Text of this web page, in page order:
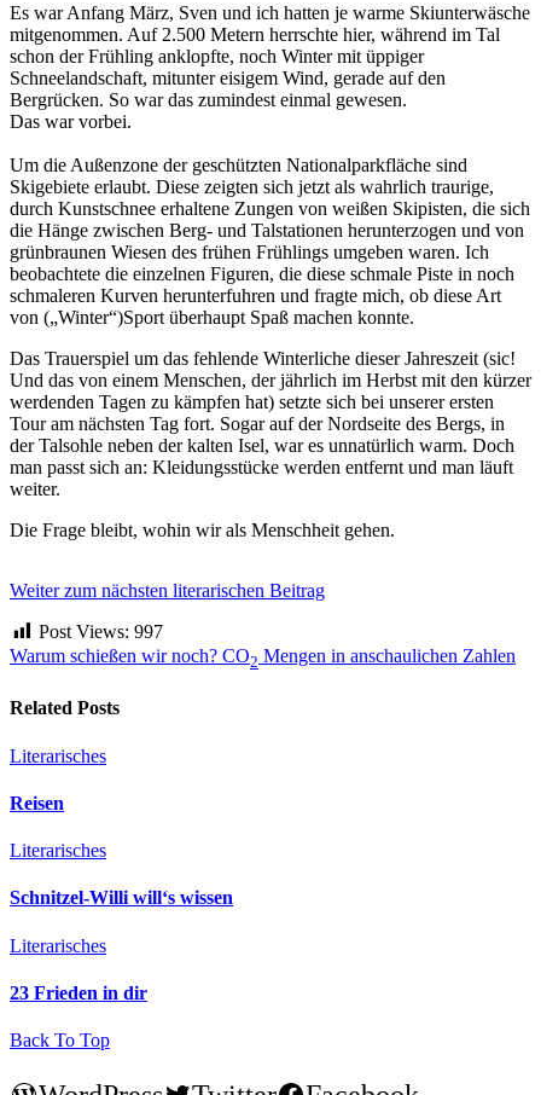
Es war Anfang März, Sven und ich hatten je warme Skiunterwäsche
mitgenommen. Auf 2.500 Metern herrschte hier, während im Tal
schon der Frühling anklopfte, noch Winter mit üppiger
Schneelandschaft, mitunter eisigem Wind, gerade auf den
Bergrücken. So war das zumindest einmal gewesen.
Das war vorbei.
Um die Außenzone der geschützten Nationalparkfläche sind
Skigebiete erlaubt. Diese zeigten sich jetzt als wahrlich traurige,
durch Kunstschnee erhaltene Zungen von weißen Skipisten, die sich
die Hänge zwischen Berg- und Talstationen herunterzogen und von
grünbraunen Wiesen des frühen Frühlings umgeben waren. Ich
beobachtete die einzelnen Figuren, die diese schmale Piste in noch
schmaleren Kurven herunterfuhren und fragte mich, ob diese Art
von („Winter“)Sport überhaupt Spaß machen konnte.
Das Trauerspiel um das fehlende Winterliche dieser Jahreszeit (sic!
Und das von einem Menschen, der jährlich im Herbst mit den kürzer
werdenden Tagen zu kämpfen hat) setzte sich bei unserer ersten
Tour am nächsten Tag fort. Sogar auf der Nordseite des Bergs, in
der Talsohle neben der kalten Isel, war es unnatürlich warm. Doch
man passt sich an: Kleidungsstücke werden entfernt und man läuft
weiter.
Die Frage bleibt, wohin wir als Menschheit gehen.
Weiter zum nächsten literarischen Beitrag
Post Views: 997
Warum schießen wir noch? CO2 Mengen in anschaulichen Zahlen
Related Posts
Literarisches
Reisen
Literarisches
Schnitzel-Willi will‘s wissen
Literarisches
23 Frieden in dir
Back To Top